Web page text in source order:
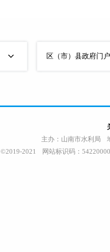
区（市）县政府门
主办：山南市水利局
©2019-2021 网站标识码：